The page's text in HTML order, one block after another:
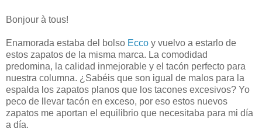
Bonjour à tous!
Enamorada estaba del bolso Ecco y vuelvo a estarlo de
estos zapatos de la misma marca. La comodidad
predomina, la calidad inmejorable y el tacón perfecto para
nuestra columna. ¿Sabéis que son igual de malos para la
espalda los zapatos planos que los tacones excesivos? Yo
peco de llevar tacón en exceso, por eso estos nuevos
zapatos me aportan el equilibrio que necesitaba para mi día
a día.